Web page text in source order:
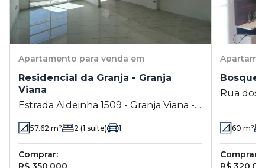
Apartamento para venda em
Residencial da Granja - Granja
Viana
Estrada Aldeinha 1509 - Granja Viana -
Carapicuíba - SP
57.62 m² 2 (1 suíte) 1
Comprar:
Rua dos
60 m²
Comprar: